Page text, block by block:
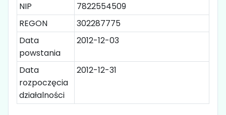
NIP
7822554509
REGON
302287775
Data
powstania
2012-12-03
Data
rozpoczęcia
działalności
2012-12-31